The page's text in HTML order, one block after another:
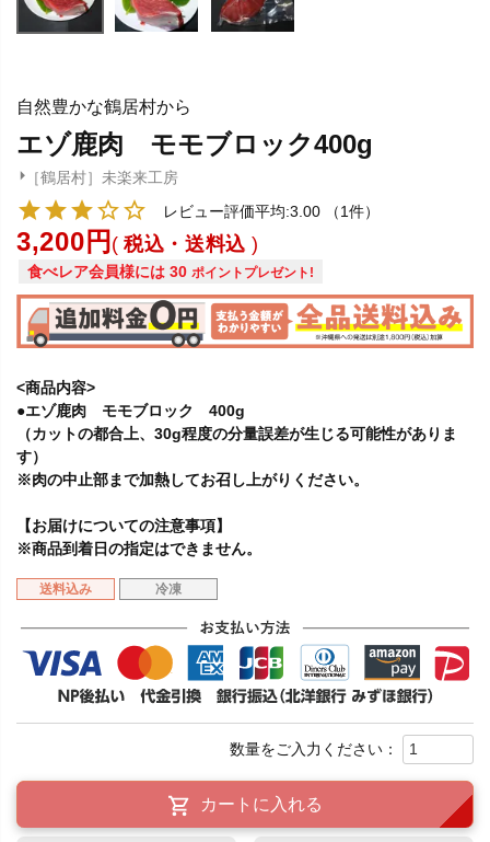
自然豊かな鶴居村から
エゾ鹿肉 モモブロック400g
［鶴居村］未楽来工房
レビュー評価平均:3.00
（1件）
3,200 税込・送料込
食べレア会員様には 30 ポイントプレゼント!
<商品内容>
●エゾ鹿肉 モモブロック 400g
（カットの都合上、30g程度の分量誤差が生じる可能性がありま
す）
※肉の中止部まで加熱してお召し上がりください。
【お届けについての注意事項】
※商品到着日の指定はできません。
送料込み 冷凍
カートに入れる